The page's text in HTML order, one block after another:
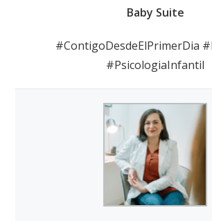
Baby Suite
#ContigoDesdeElPrimerDia
#PsicologiaInfantil